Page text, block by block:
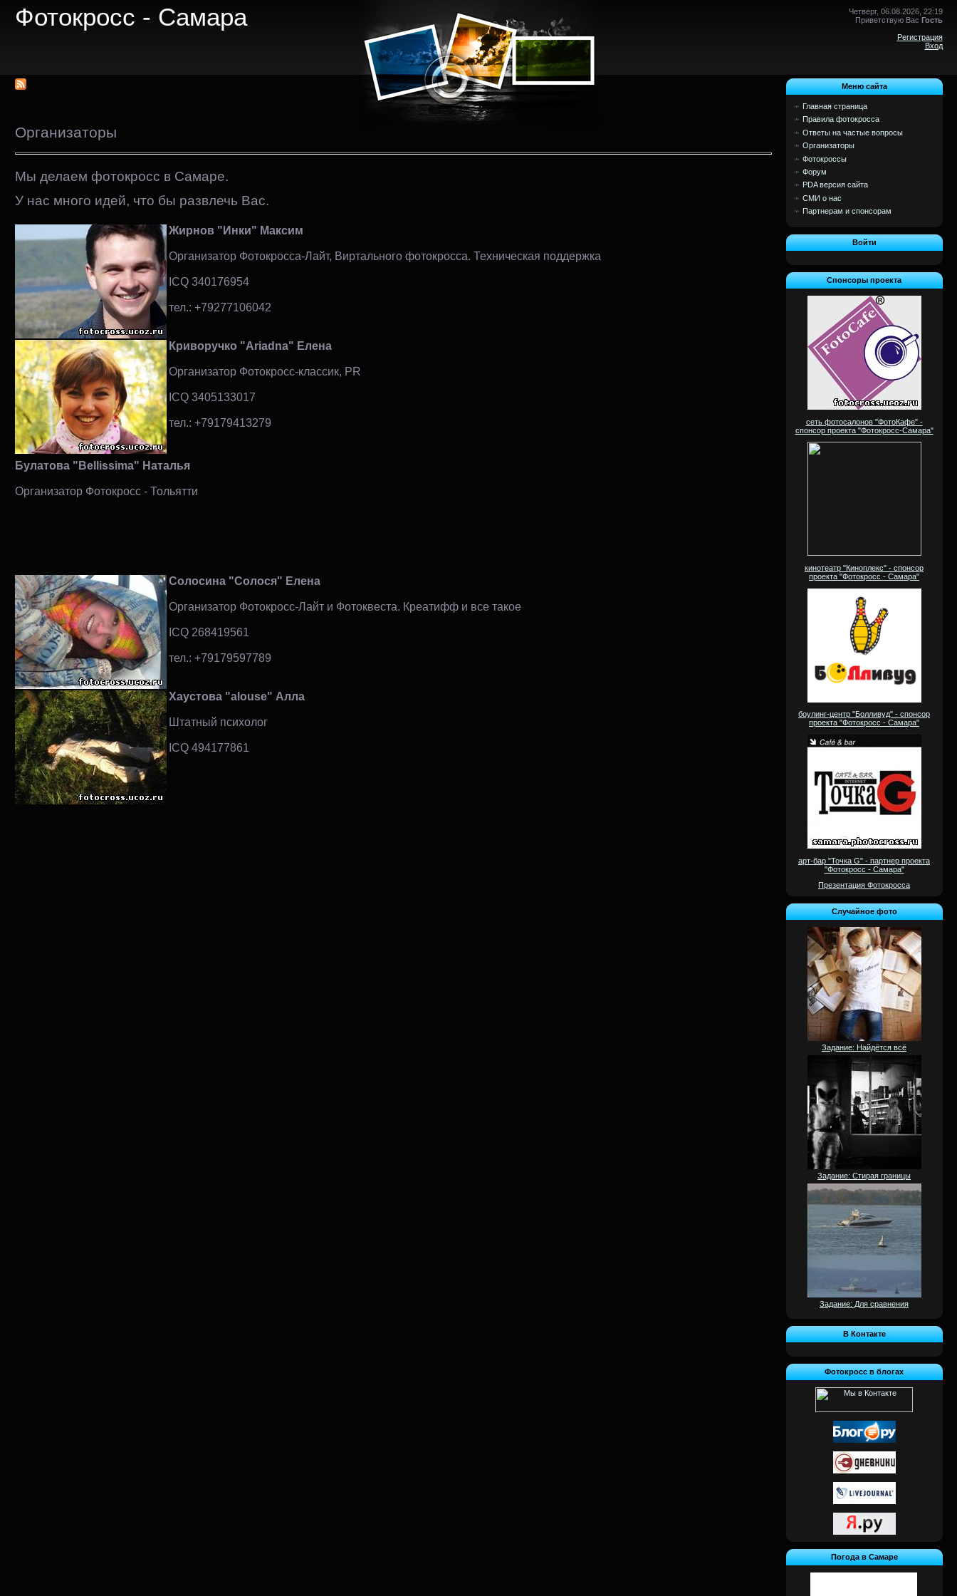
Фотокросс - Самара
Четверг, 06.08.2026, 22:19
Приветствую Вас Гость
Регистрация
Вход
Организаторы
Мы делаем фотокросс в Самаре.
У нас много идей, что бы развлечь Вас.
Жирнов "Инки" Максим
Организатор Фотокросса-Лайт, Виртального фотокросса. Техническая поддержка
ICQ 340176954
тел.: +79277106042
Криворучко "Ariadna" Елена
Организатор Фотокросс-классик, PR
ICQ 3405133017
тел.: +79179413279
Булатова " Bellissima" Наталья
Организатор Фотокросс - Тольятти
Солосина "Солося" Елена
Организатор Фотокросс-Лайт и Фотоквеста. Креатифф и все такое
ICQ 268419561
тел.: +79179597789
Хаустова "alouse" Алла
Штатный психолог
ICQ 494177861
Меню сайта
Главная страница
Правила фотокросса
Ответы на частые вопросы
Организаторы
Фотокроссы
Форум
PDA версия сайта
СМИ о нас
Партнерам и спонсорам
Войти
Спонсоры проекта
сеть фотосалонов "ФотоКафе" -
спонсор проекта "Фотокросс-Самара"
кинотеатр "Киноплекс" - спонсор
проекта "Фотокросс - Самара"
боулинг-центр "Болливуд" - спонсор
проекта "Фотокросс - Самара"
арт-бар "Точка G" - партнер проекта
"Фотокросс - Самара"
Презентация Фотокросса
Случайное фото
Задание: Найдётся всё
Задание: Стирая границы
Задание: Для сравнения
В Контакте
Фотокросс в блогах
Погода в Самаре